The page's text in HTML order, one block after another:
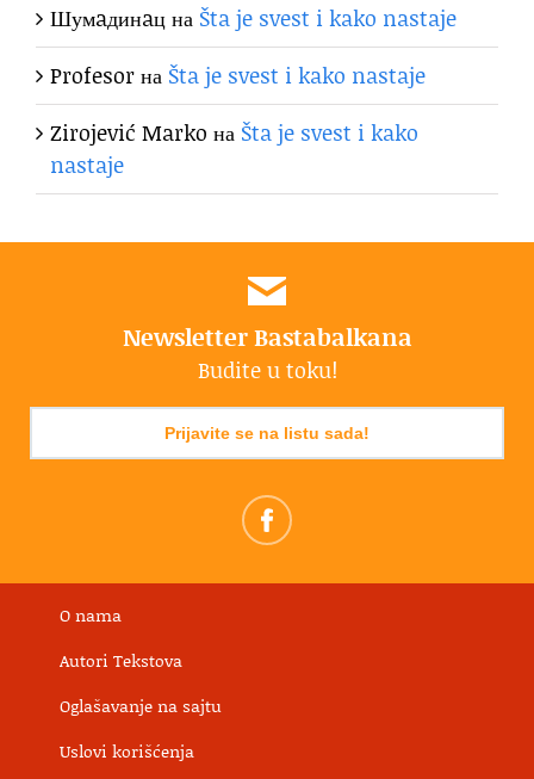
Шумaдинaцна Šta je svest i kako nastaje
Profesorна Šta je svest i kako nastaje
Zirojević Marko на Šta je svest i kako
nastaje
Newsletter Bastabalkana
Budite u toku!
Prijavite se na listu sada!
O nama
Autori Tekstova
Oglašavanje na sajtu
Uslovi korišćenja